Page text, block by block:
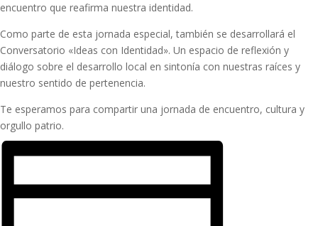
encuentro que reafirma nuestra identidad.
Como parte de esta jornada especial, también se desarrollará el
Conversatorio «Ideas con Identidad». Un espacio de reflexión y
diálogo sobre el desarrollo local en sintonía con nuestras raíces y
nuestro sentido de pertenencia.
Te esperamos para compartir una jornada de encuentro, cultura y
orgullo patrio.